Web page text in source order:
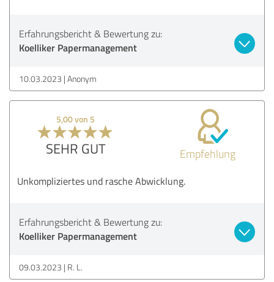
Erfahrungsbericht & Bewertung zu:
Koelliker Papermanagement
10.03.2023 Anonym
5,00 von 5
SEHR GUT Empfehlung
Unkompliziertes und rasche Abwicklung.
Erfahrungsbericht & Bewertung zu:
Koelliker Papermanagement
09.03.2023 R. L.